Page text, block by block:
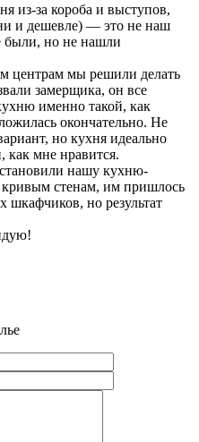
из-за короба и выступов,
и дешевле) — это не наш
были, но не нашли
центрам мы решили делать
замерщика, он все
именно такой, как
окончательно. Не
но кухня идеально
как мне нравится.
нашу кухню-
стенам, им пришлось
шкафчиков, но результат